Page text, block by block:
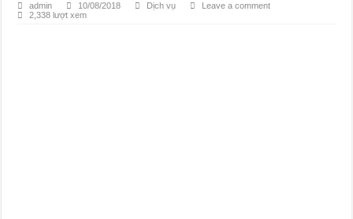
admin 10/08/2018 Dịch vụ
Leave a comment
2,338 lượt xem